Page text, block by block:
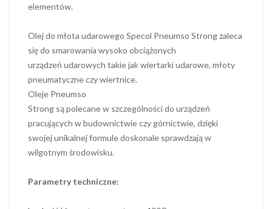
elementów.
Olej do młota udarowego Specol Pneumso Strong zaleca
się do smarowania wysoko obciążonych
urządzeń udarowych takie jak wiertarki udarowe, młoty
pneumatyczne czy wiertnice.
Oleje Pneumso
Strong są polecane w szczególności do urządzeń
pracujących w budownictwie czy górnictwie, dzięki
swojej unikalnej formule doskonale sprawdzają w
wilgotnym środowisku.
Parametry techniczne: